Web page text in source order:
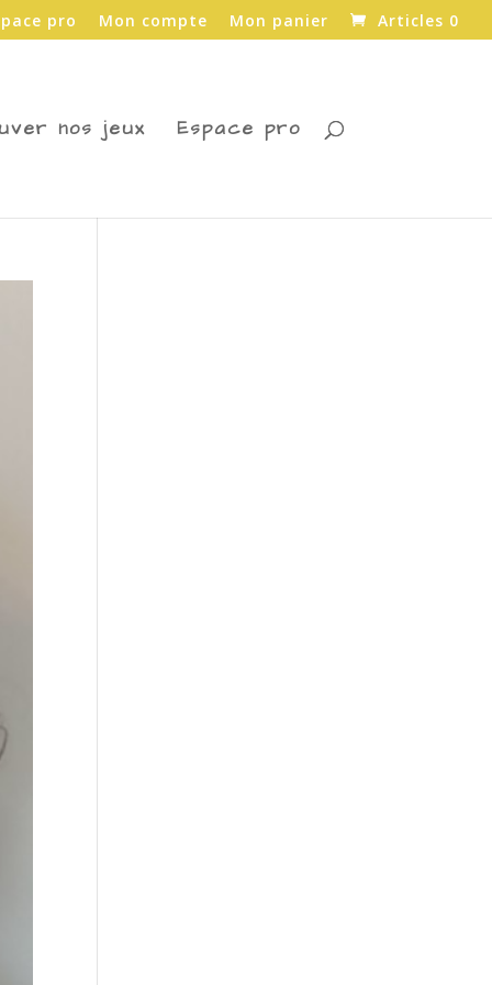
pro Mon compte Mon panier Articles 0
nos jeux Espace pro